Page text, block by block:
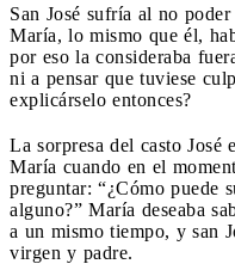
San José sufría al no
María, lo mismo que él,
por eso la consideraba
ni a pensar que tuviese
explicárselo entonces?
La sorpresa del casto José
María cuando en el
preguntar: “¿Cómo puede
alguno?” María deseaba
a un mismo tiempo, y san
virgen y padre.